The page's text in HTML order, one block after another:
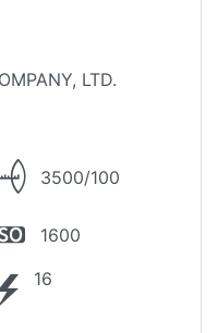
LTD.
3500/100
1600
16